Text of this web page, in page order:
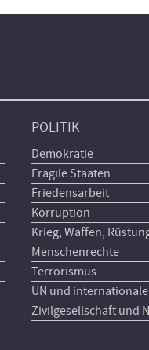
POLITIK
Demokratie
Fragile Staaten
Friedensarbeit
Korruption
Krieg, Waffen,
Menschenrechte
Terrorismus
UN und
Zivilgesellschaft und